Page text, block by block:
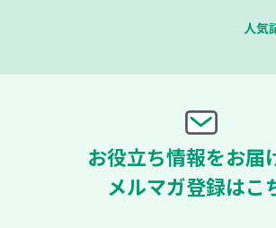
人気
お役立ち情報をお届
メルマガ登録はこ